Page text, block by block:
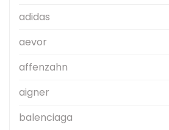
adidas
aevor
affenzahn
aigner
balenciaga